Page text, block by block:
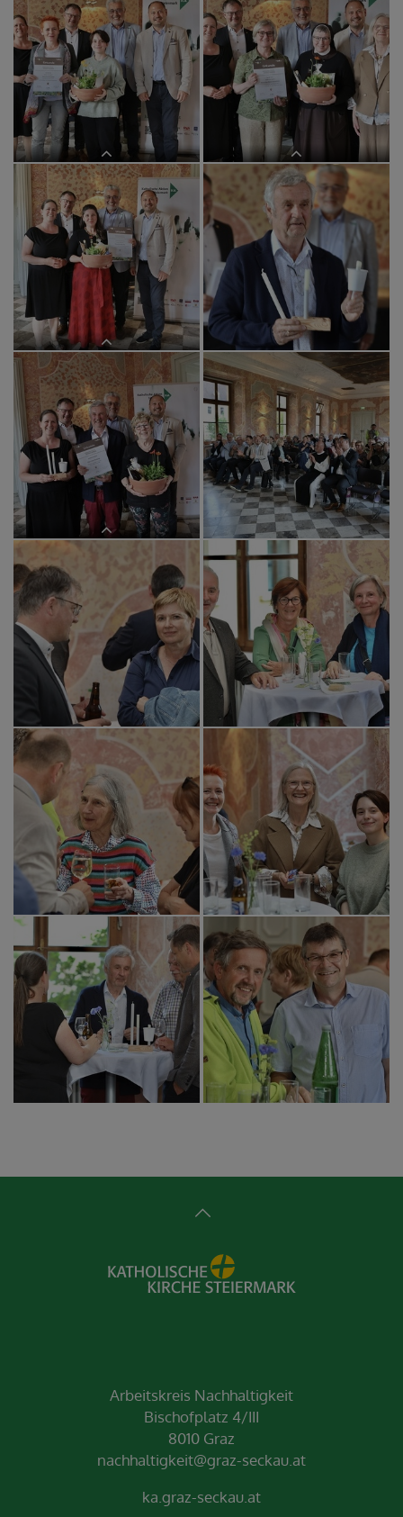
Stadtkirche Graz
Pfarre Graz-St. Andrä Pfarre Graz-Mariä Himmelfahrt
Hauptpreis für die Pfarre Graz-Herz
Jesu
Sonderpreis für die Pfarre Graz-
Straßgang
Arbeitskreis Nachhaltigkeit
Bischofplatz 4/III
8010 Graz
nachhaltigkeit@graz-seckau.at
ka.graz-seckau.at